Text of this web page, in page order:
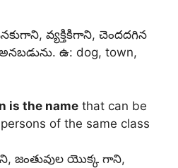
వ్యక్తికిగాని, చెందదగిన
అనబడును. ఉ: dog, town,
is the name that can be
of the same class
జంతువుల యొక్క గాని,